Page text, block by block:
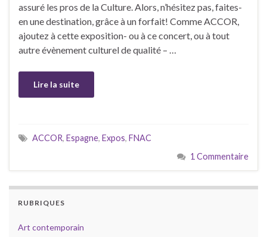
assuré les pros de la Culture. Alors, n’hésitez pas, faites-
en une destination, grâce à un forfait! Comme ACCOR,
ajoutez à cette exposition- ou à ce concert, ou à tout
autre évènement culturel de qualité – …
Lire la suite
ACCOR, Espagne, Expos, FNAC
1 Commentaire
RUBRIQUES
Art contemporain